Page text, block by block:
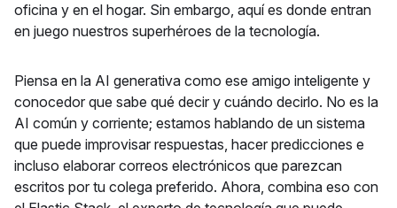
oficina y en el hogar. Sin embargo, aquí es donde entran
en juego nuestros superhéroes de la tecnología.
Piensa en la AI generativa como ese amigo inteligente y
conocedor que sabe qué decir y cuándo decirlo. No es la
AI común y corriente; estamos hablando de un sistema
que puede improvisar respuestas, hacer predicciones e
incluso elaborar correos electrónicos que parezcan
escritos por tu colega preferido. Ahora, combina eso con